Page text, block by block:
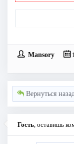
Mansory
Вернуться
Гость , оставишь